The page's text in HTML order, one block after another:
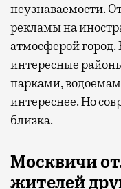
неузнаваемости.
рекламы на
атмосферой город.
интересные
парками,
интереснее. Но
близка.
Москвичи
жителей